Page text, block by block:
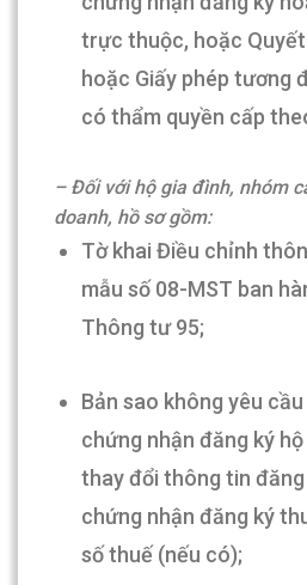
trực thuộc, hoặc
hoặc Giấy phép tương
có thẩm quyền cấp
– Đối với hộ gia đình, nhóm
doanh, hồ sơ gồm:
Tờ khai Điều chỉnh
mẫu số 08-MST ban
Thông tư 95;
Bản sao không yêu
chứng nhận đăng ký
thay đổi thông tin
chứng nhận đăng ký
số thuế (nếu có);